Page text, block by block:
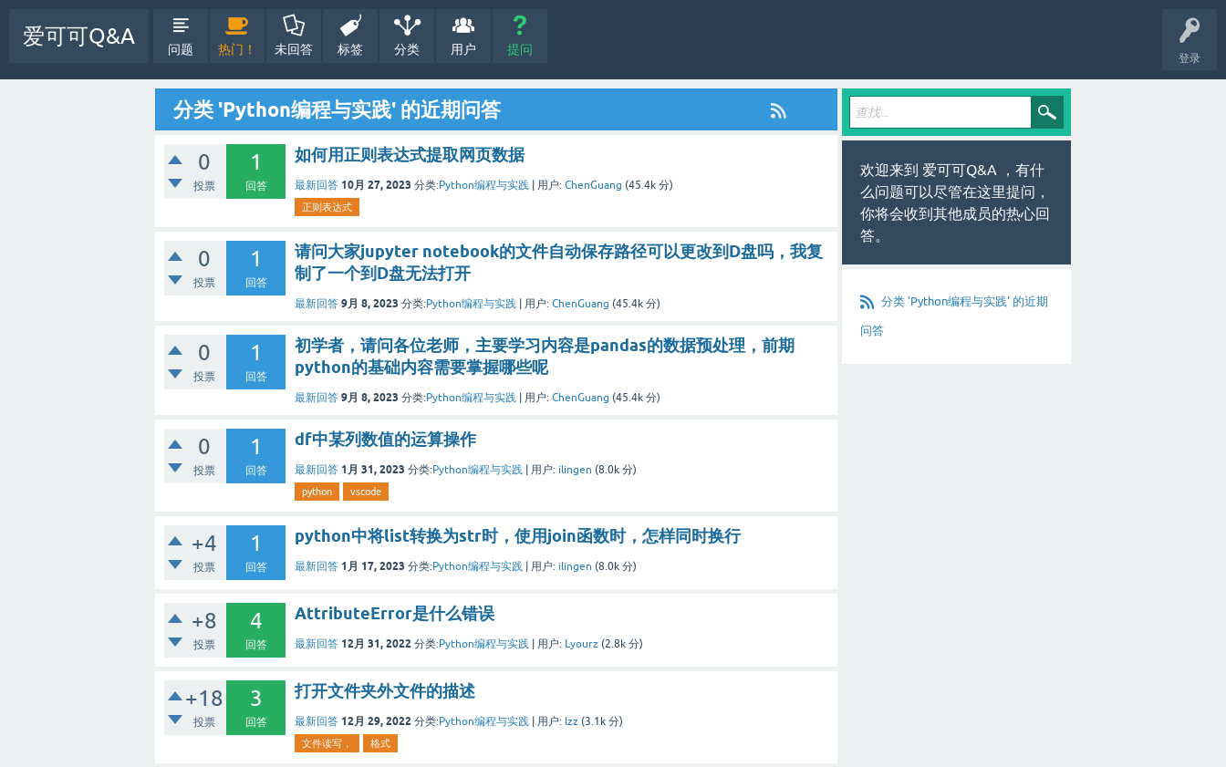
登录
爱可可Q&A
问题 热门！ 未回答 标签 分类 用户 提问
分类 'Python编程与实践' 的近期问答
0
投票
1
回答
如何用正则表达式提取网页数据
最新回答 10月 27, 2023 分类:Python编程与实践 用户: ChenGuang (45.4k 分)
正则表达式
0
投票
1
回答
请问大家jupyter notebook的文件自动保存路径可以更改到D盘吗，我复
制了一个到D盘无法打开
最新回答 9月 8, 2023 分类:Python编程与实践 用户: ChenGuang (45.4k 分)
0
投票
1
回答
初学者，请问各位老师，主要学习内容是pandas的数据预处理，前期
python的基础内容需要掌握哪些呢
最新回答 9月 8, 2023 分类:Python编程与实践 用户: ChenGuang (45.4k 分)
0
投票
1
回答
df中某列数值的运算操作
最新回答 1月 31, 2023 分类:Python编程与实践 | 用户: ilingen (8.0k 分)
python vscode
+4
投票
1
回答
python中将list转换为str时，使用join函数时，怎样同时换行
最新回答 1月 17, 2023 分类:Python编程与实践 | 用户: ilingen (8.0k 分)
+8
投票
4
回答
AttributeError是什么错误
最新回答 12月 31, 2022 分类:Python编程与实践 | 用户: Lyourz (2.8k 分)
+18
投票
3
回答
打开文件夹外文件的描述
最新回答 12月 29, 2022 分类:Python编程与实践 | 用户: lzz (3.1k 分)
文件读写， 格式
欢迎来到 爱可可Q&A ，有什
么问题可以尽管在这里提问，
你将会收到其他成员的热心回
答。
分类 'Python编程与实践' 的近期
问答